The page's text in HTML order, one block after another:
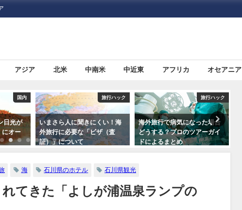
アジア 北米 中南米 中近東 アフリカ オセアニア
旅行ハック
い！海
（査
旅行ハック
海外旅行で病気になった場合
どうする？プロのツアーガイ
ドによるまとめ
オセアニア
大都市と自然。両方の魅力が
詰まった「シドニー」の観光
スポットおすすめ７選
海 石川県のホテル 石川県観光
てきた「よしが浦温泉ランプの